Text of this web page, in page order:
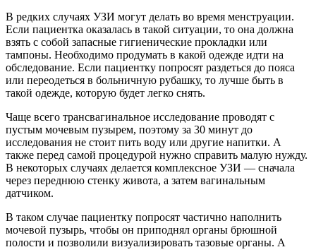
В редких случаях УЗИ могут делать во время менструации.
Если пациентка оказалась в такой ситуации, то она должна
взять с собой запасные гигиенические прокладки или
тампоны. Необходимо продумать в какой одежде идти на
обследование. Если пациентку попросят раздеться до пояса
или переодеться в больничную рубашку, то лучше быть в
такой одежде, которую будет легко снять.
Чаще всего трансвагинальное исследование проводят с
пустым мочевым пузырем, поэтому за 30 минут до
исследования не стоит пить воду или другие напитки. А
также перед самой процедурой нужно справить малую нужду.
В некоторых случаях делается комплексное УЗИ — сначала
через переднюю стенку живота, а затем вагинальным
датчиком.
В таком случае пациентку попросят частично наполнить
мочевой пузырь, чтобы он приподнял органы брюшной
полости и позволили визуализировать тазовые органы. А